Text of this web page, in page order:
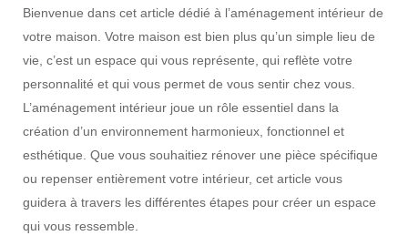
Bienvenue dans cet article dédié à l’aménagement intérieur de
votre maison. Votre maison est bien plus qu’un simple lieu de
vie, c’est un espace qui vous représente, qui reflète votre
personnalité et qui vous permet de vous sentir chez vous.
L’aménagement intérieur joue un rôle essentiel dans la
création d’un environnement harmonieux, fonctionnel et
esthétique. Que vous souhaitiez rénover une pièce spécifique
ou repenser entièrement votre intérieur, cet article vous
guidera à travers les différentes étapes pour créer un espace
qui vous ressemble.